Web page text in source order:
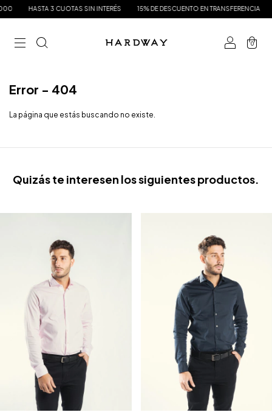
HASTA 3 CUOTAS SIN INTERÉS 15% DE DESCUENTO EN TRANSFERENCIA
0
Error - 404
La página que estás buscando no existe.
Quizás te interesen los siguientes productos.